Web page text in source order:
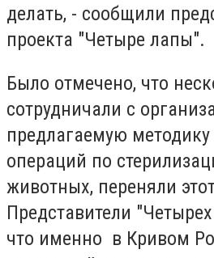
делать, - сообщили
проекта "Четыре лапы".
Было отмечено, что
сотрудничали с
предлагаемую
операций по
животных, переняли
Представители
что именно в Кривом